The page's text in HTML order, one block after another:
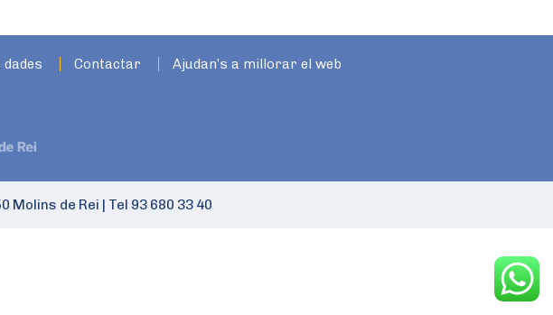
Contactar Ajudan’s a millorar el web
Molins de Rei Tel 93 680 33 40